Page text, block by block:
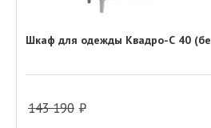
Шкаф для одежды Квадро-С 40
143 190